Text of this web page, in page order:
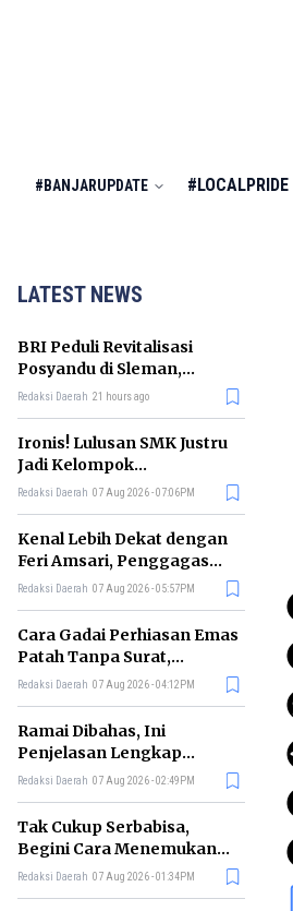
#BANJARUPDATE #LOCALPRIDE
LATEST NEWS
BRI Peduli Revitalisasi
Posyandu di Sleman,
Dorong Penurunan
Redaksi Daerah 21 hours ago
Ironis! Lulusan SMK Justru
Jadi Kelompok
Pengangguran Terbanyak
Redaksi Daerah 07 Aug 2026 - 07:06PM
Kenal Lebih Dekat dengan
Feri Amsari, Penggagas
Kabinet Bayangan
Redaksi Daerah 07 Aug 2026 - 05:57PM
Cara Gadai Perhiasan Emas
Patah Tanpa Surat,
Ternyata Tetap Bisa!
Redaksi Daerah 07 Aug 2026 - 04:12PM
Ramai Dibahas, Ini
Penjelasan Lengkap
tentang Konsep Kabinet
Redaksi Daerah 07 Aug 2026 - 02:49PM
Tak Cukup Serbabisa,
Begini Cara Menemukan
'Spike' agar CV Dilirik HR
Redaksi Daerah 07 Aug 2026 - 01:34PM